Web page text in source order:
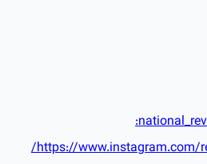
https://www.instagram.com/